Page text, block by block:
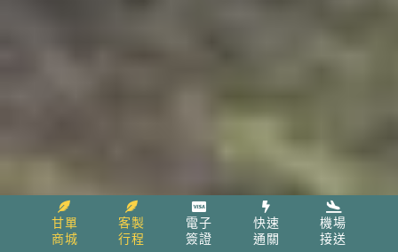
甘單
商城
客製
行程
電子
簽證
快速
通關
機場
接送